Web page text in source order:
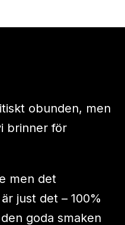
obunden, men
brinner för
men det
just det – 100%
goda smaken